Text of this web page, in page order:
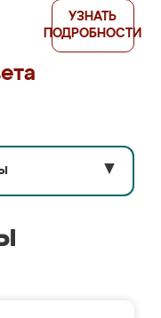
УЗНАТЬ
ПОДРОБНОСТИ
▼